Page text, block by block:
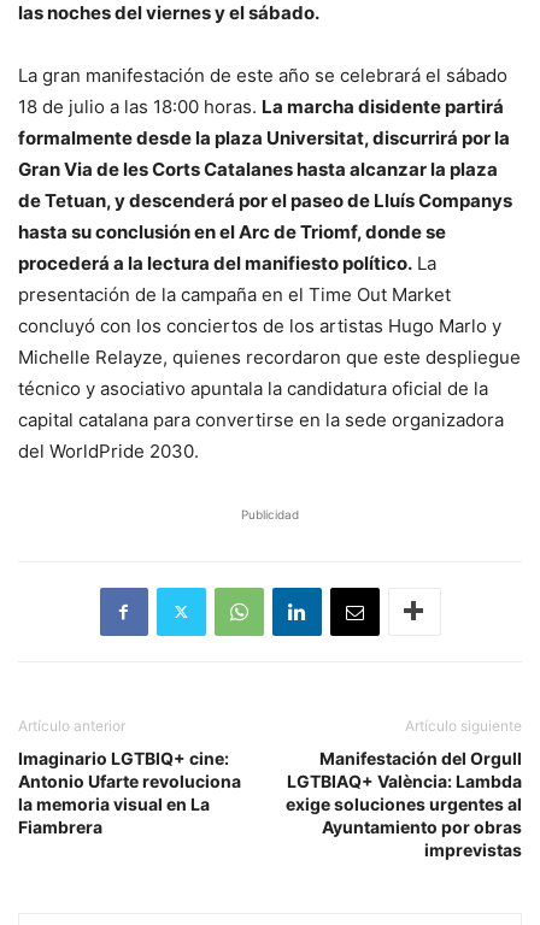
las noches del viernes y el sábado.
La gran manifestación de este año se celebrará el sábado
18 de julio a las 18:00 horas. La marcha disidente partirá
formalmente desde la plaza Universitat, discurrirá por la
Gran Via de les Corts Catalanes hasta alcanzar la plaza
de Tetuan, y descenderá por el paseo de Lluís Companys
hasta su conclusión en el Arc de Triomf, donde se
procederá a la lectura del manifiesto político. La
presentación de la campaña en el Time Out Market
concluyó con los conciertos de los artistas Hugo Marlo y
Michelle Relayze, quienes recordaron que este despliegue
técnico y asociativo apuntala la candidatura oficial de la
capital catalana para convertirse en la sede organizadora
del WorldPride 2030.
Publicidad
Artículo anterior
Imaginario LGTBIQ+ cine:
Antonio Ufarte revoluciona
la memoria visual en La
Fiambrera
Artículo siguiente
Manifestación del Orgull
LGTBIAQ+ València: Lambda
exige soluciones urgentes al
Ayuntamiento por obras
imprevistas